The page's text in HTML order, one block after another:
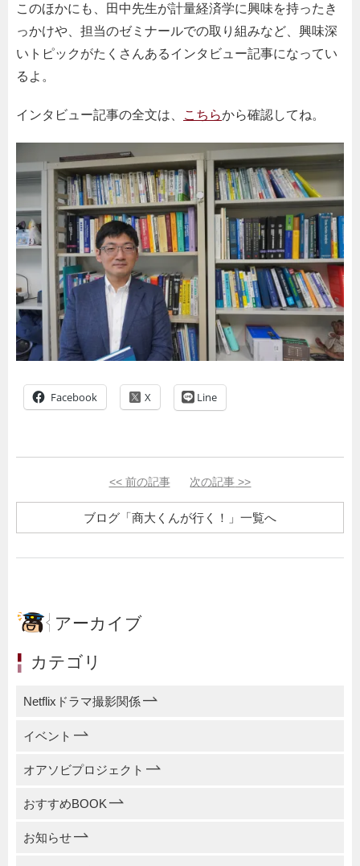
このほかにも、田中先生が計量経済学に興味を持ったき
っかけや、担当のゼミナールでの取り組みなど、興味深
いトピックがたくさんあるインタビュー記事になってい
るよ。
インタビュー記事の全文は、 こちらから確認してね。
Facebook Line
<< 前の記事 次の記事 >>
ブログ「商大くんが行く！」一覧へ
アーカイブ
カテゴリ
Netflixドラマ撮影関係
イベント
オアソビプロジェクト
おすすめBOOK
お知らせ